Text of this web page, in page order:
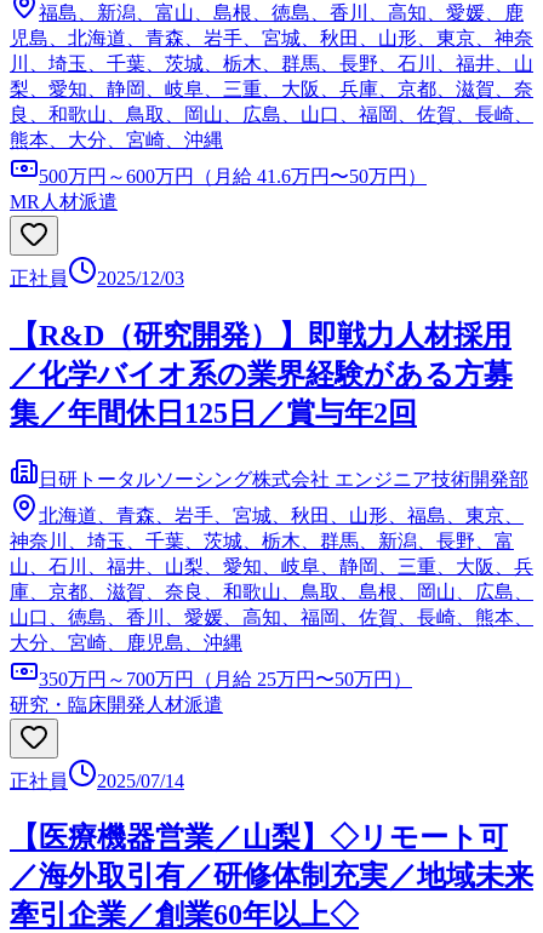
福島、新潟、富山、島根、徳島、香川、高知、愛媛、鹿
児島、北海道、青森、岩手、宮城、秋田、山形、東京、神奈
川、埼玉、千葉、茨城、栃木、群馬、長野、石川、福井、山
梨、愛知、静岡、岐阜、三重、大阪、兵庫、京都、滋賀、奈
良、和歌山、鳥取、岡山、広島、山口、福岡、佐賀、長崎、
熊本、大分、宮崎、沖縄
500万円～600万円（月給 41.6万円〜50万円）
MR 人材派遣
正社員 2025/12/03
【R&D（研究開発）】即戦力人材採用
／化学バイオ系の業界経験がある方募
集／年間休日125日／賞与年2回
日研トータルソーシング株式会社 エンジニア技術開発部
北海道、青森、岩手、宮城、秋田、山形、福島、東京、
神奈川、埼玉、千葉、茨城、栃木、群馬、新潟、長野、富
山、石川、福井、山梨、愛知、岐阜、静岡、三重、大阪、兵
庫、京都、滋賀、奈良、和歌山、鳥取、島根、岡山、広島、
山口、徳島、香川、愛媛、高知、福岡、佐賀、長崎、熊本、
大分、宮崎、鹿児島、沖縄
350万円～700万円（月給 25万円〜50万円）
研究・臨床開発 人材派遣
正社員 2025/07/14
【医療機器営業／山梨】◇リモート可
／海外取引有／研修体制充実／地域未来
牽引企業／創業60年以上◇